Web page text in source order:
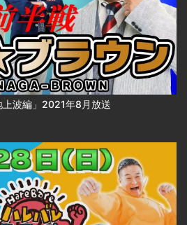
波編」2021年8月放送